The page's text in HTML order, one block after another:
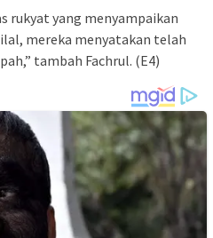
rukyat yang menyampaikan
mereka menyatakan telah
tambah Fachrul. (E4)